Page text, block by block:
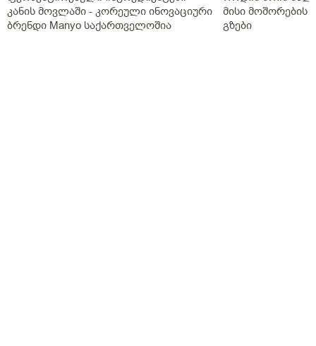
კანის მოვლაში - კორეული ინოვაციური
ბრენდი Manyo საქართველოშია
მისი მოშორების
გზები